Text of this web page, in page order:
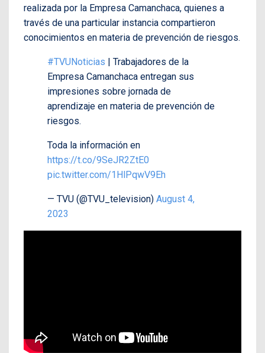
realizada por la Empresa Camanchaca, quienes a
través de una particular instancia compartieron
conocimientos en materia de prevención de riesgos.
#TVUNoticias | Trabajadores de la
Empresa Camanchaca entregan sus
impresiones sobre jornada de
aprendizaje en materia de prevención de
riesgos.
Toda la información en
https://t.co/9SeJR2ZtE0
pic.twitter.com/1HlPqwV9Eh
— TVU (@TVU_television) August 4,
2023